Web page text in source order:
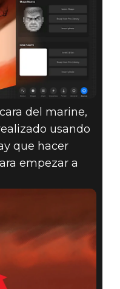
del marine,
usando
que hacer
empezar a